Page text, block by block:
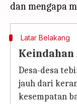
Latar Belakang
Keindahan
Desa-desa
jauh dari
kesempatan